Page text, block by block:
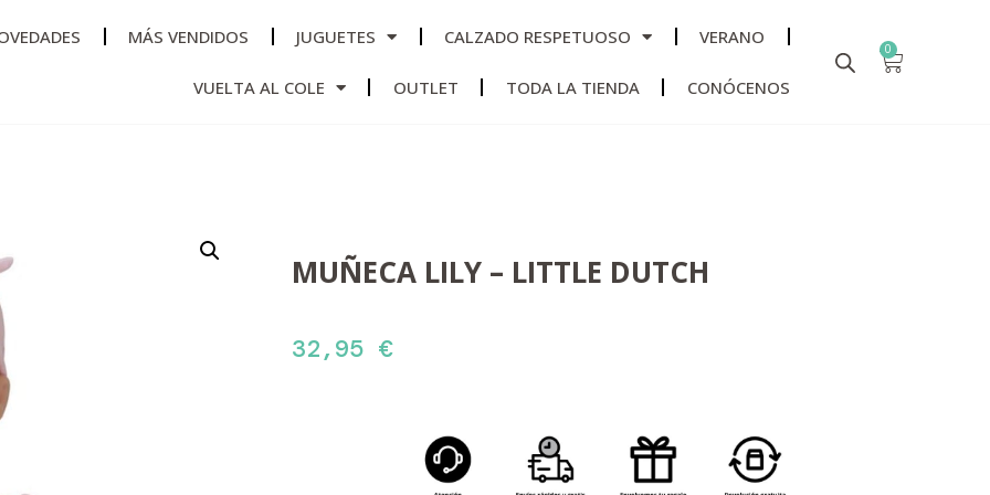
MÁS VENDIDOS JUGUETES CALZADO RESPETUOSO VERANO
VUELTA AL COLE OUTLET TODA LA TIENDA CONÓCENOS
0
MUÑECA LILY – LITTLE DUTCH
32,95 €